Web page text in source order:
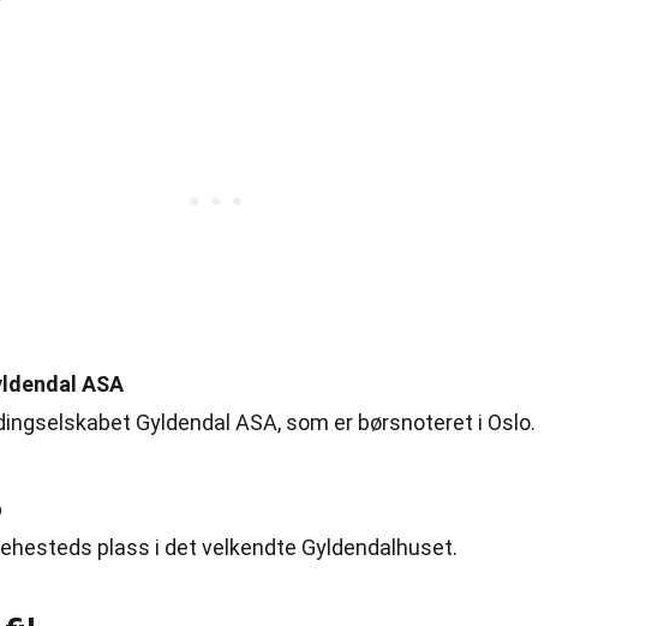
ASA
Gyldendal ASA, som er børsnoteret i Oslo.
plass i det velkendte Gyldendalhuset.